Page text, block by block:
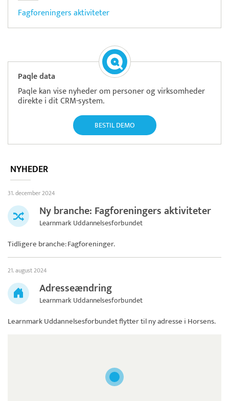
Fagforeningers aktiviteter
Paqle data
Paqle kan vise nyheder om personer og virksomheder
direkte i dit CRM-system.
BESTIL DEMO
NYHEDER
31. december 2024
Ny branche: Fagforeningers aktiviteter
Learnmark Uddannelsesforbundet
Tidligere branche: Fagforeninger.
21. august 2024
Adresseændring
Learnmark Uddannelsesforbundet
Learnmark Uddannelsesforbundetflytter til ny adresse i Horsens.